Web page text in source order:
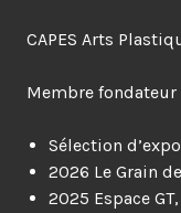
CAPES Arts
Membre fondateur
Sélection
2026 Le Grain
2025 Espace